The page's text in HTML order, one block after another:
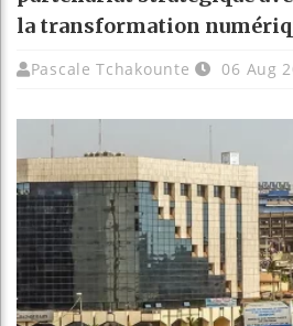
la transformation
Pascale Tchakounte 06 Aug